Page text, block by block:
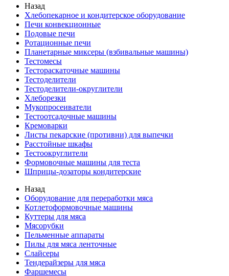
Назад
Хлебопекарное и кондитерское оборудование
Печи конвекционные
Подовые печи
Ротационные печи
Планетарные миксеры (взбивальные машины)
Тестомесы
Тестораскаточные машины
Тестоделители
Тестоделители-округлители
Хлеборезки
Мукопросеиватели
Тестоотсадочные машины
Кремоварки
Листы пекарские (противни) для выпечки
Расстойные шкафы
Тестоокруглители
Формовочные машины для теста
Шприцы-дозаторы кондитерские
Назад
Оборудование для переработки мяса
Котлетоформовочные машины
Куттеры для мяса
Мясорубки
Пельменные аппараты
Пилы для мяса ленточные
Слайсеры
Тендерайзеры для мяса
Фаршемесы